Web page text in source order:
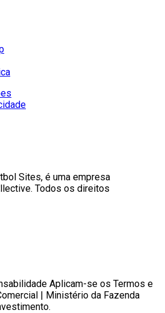
Sites, é uma empresa
Todos os direitos
Aplicam-se os Termos e
| Ministério da Fazenda